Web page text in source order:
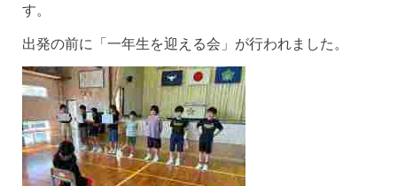
す。
出発の前に「一年生を迎える会」が行われました。